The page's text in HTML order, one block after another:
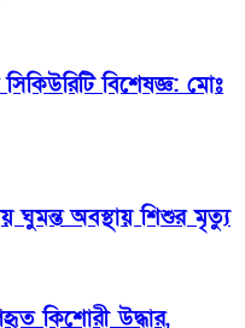
বিশেষজ্ঞ: মোঃ
ঘুমন্ত অবস্থায় শিশুর মৃত্যু
কিশোরী উদ্ধার,